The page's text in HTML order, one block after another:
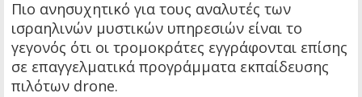
Πιο ανησυχητικό για τους αναλυτές των
ισραηλινών μυστικών υπηρεσιών είναι το
γεγονός ότι οι τρομοκράτες εγγράφονται επίσης
σε επαγγελματικά προγράμματα εκπαίδευσης
πιλότων drone.